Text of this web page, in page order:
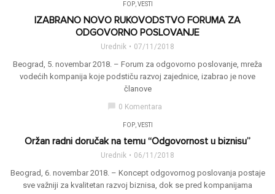
FOP, VESTI
IZABRANO NOVO RUKOVODSTVO FORUMA ZA
ODGOVORNO POSLOVANJE
Urednik 07/11/2018
Beograd, 5. novembar 2018. – Forum za odgovorno poslovanje, mreža
vodećih kompanija koje podstiču razvoj zajednice, izabrao je nove
članove
chat_bubble 0 Komentara
FOP, VESTI
Oržan radni doručak na temu “Odgovornost u biznisu”
Urednik 06/11/2018
Beograd, 6. novembar 2018. – Koncept odgovornog poslovanja postaje
sve važniji za kvalitetan razvoj biznisa, dok se pred kompanijama